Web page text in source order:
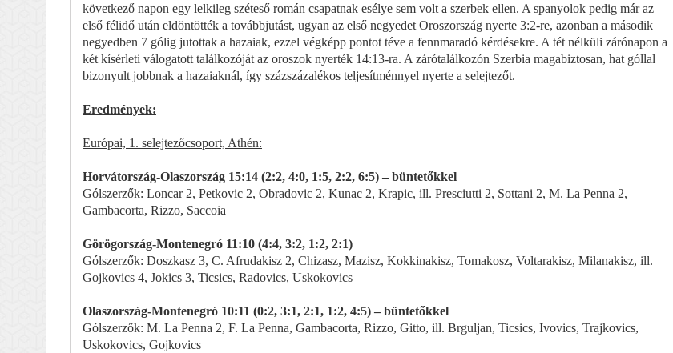
következő napon egy lelkileg széteső román csapatnak esélye sem volt a szerbek ellen. A spanyolok pedig már az
első félidő után eldöntötték a továbbjutást, ugyan az első negyedet Oroszország nyerte 3:2-re, azonban a második
negyedben 7 gólig jutottak a hazaiak, ezzel végképp pontot téve a fennmaradó kérdésekre. A tét nélküli zárónapon a
két kísérleti válogatott találkozóját az oroszok nyerték 14:13-ra. A zárótalálkozón Szerbia magabiztosan, hat góllal
bizonyult jobbnak a hazaiaknál, így százszázalékos teljesítménnyel nyerte a selejtezőt.
Eredmények:
Európai, 1. selejtezőcsoport, Athén:
Horvátország-Olaszország 15:14 (2:2, 4:0, 1:5, 2:2, 6:5) – büntetőkkel
Gólszerzők: Loncar 2, Petkovic 2, Obradovic 2, Kunac 2, Krapic, ill. Presciutti 2, Sottani 2, M. La Penna 2,
Gambacorta, Rizzo, Saccoia
Görögország-Montenegró 11:10 (4:4, 3:2, 1:2, 2:1)
Gólszerzők: Doszkasz 3, C. Afrudakisz 2, Chizasz, Mazisz, Kokkinakisz, Tomakosz, Voltarakisz, Milanakisz, ill.
Gojkovics 4, Jokics 3, Ticsics, Radovics, Uskokovics
Olaszország-Montenegró 10:11 (0:2, 3:1, 2:1, 1:2, 4:5) – büntetőkkel
Gólszerzők: M. La Penna 2, F. La Penna, Gambacorta, Rizzo, Gitto, ill. Brguljan, Ticsics, Ivovics, Trajkovics,
Uskokovics, Gojkovics